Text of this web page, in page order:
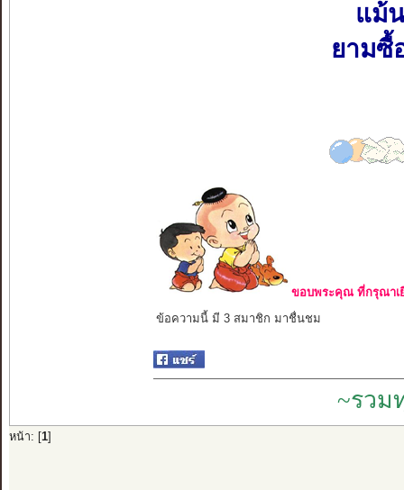
แม้
ยามซื้
ขอบพระคุณ ที่กรุณาเ
ข้อความนี้ มี 3 สมาชิก มาชื่นชม
~รวม
หน้า: [ 1]